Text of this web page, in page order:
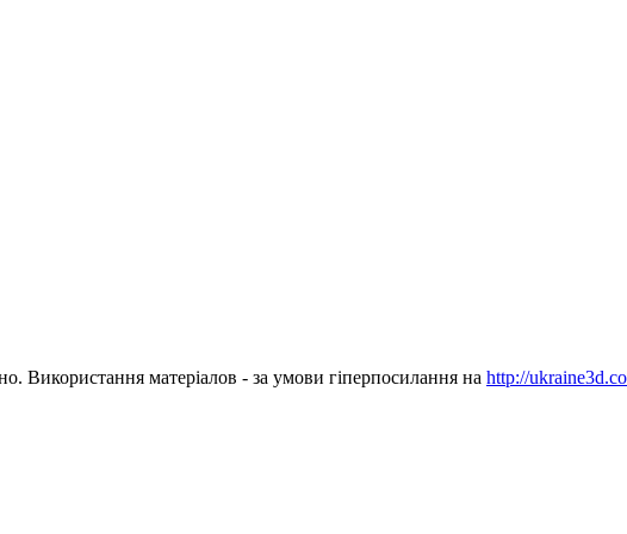
Використання матеріалов - за умови гіперпосилання на http://